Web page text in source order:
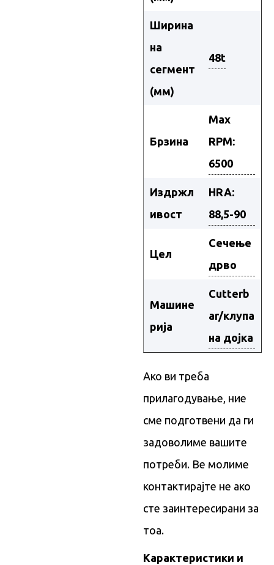
Ширина
на
сегмент
(мм)
48t
Брзина
Max
RPM:
6500
Издржл
ивост
HRA:
88,5-90
Цел
Сечење
дрво
Машине
рија
Cutterb
ar/клупа
на дојка
Ако ви треба
прилагодување, ние
сме подготвени да ги
задоволиме вашите
потреби. Ве молиме
контактирајте не ако
сте заинтересирани за
тоа.
Карактеристики и